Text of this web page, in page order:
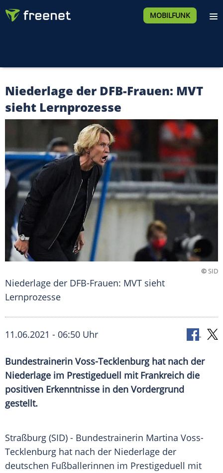
MOBILFUNK
Niederlage der DFB-Frauen: MVT
sieht Lernprozesse
©SID
Niederlage der DFB-Frauen: MVT sieht
Lernprozesse
11.06.2021 - 06:50 Uhr
Bundestrainerin Voss-Tecklenburg hat nach der
Niederlage im Prestigeduell mit Frankreich die
positiven Erkenntnisse in den Vordergrund
gestellt.
Straßburg (SID) - Bundestrainerin Martina Voss-
Tecklenburg hat nach der Niederlage der
deutschen Fußballerinnen im Prestigeduell mit